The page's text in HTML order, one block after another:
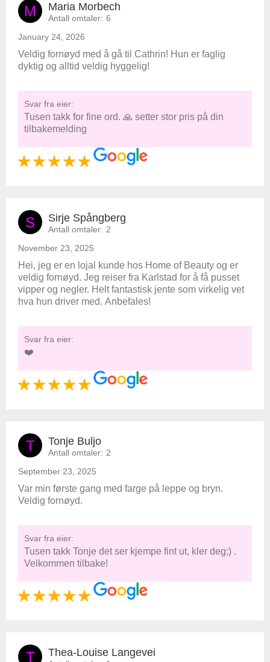
M Maria Morbech
Antall omtaler: 6
January 24, 2026
Veldig fornøyd med å gå til Cathrin! Hun er faglig
dyktig og alltid veldig hyggelig!
Svar fra eier:
Tusen takk for fine ord. 🙏 setter stor pris på din
tilbakemelding
S Sirje Spångberg
Antall omtaler: 2
November 23, 2025
Hei, jeg er en lojal kunde hos Home of Beauty og er
veldig fornøyd. Jeg reiser fra Karlstad for å få pusset
vipper og negler. Helt fantastisk jente som virkelig vet
hva hun driver med. Anbefales!
Svar fra eier:
❤️
T Tonje Buljo
Antall omtaler: 2
September 23, 2025
Var min første gang med farge på leppe og bryn.
Veldig fornøyd.
Svar fra eier:
Tusen takk Tonje det ser kjempe fint ut, kler deg;) .
Velkommen tilbake!
T Thea-Louise Langevei